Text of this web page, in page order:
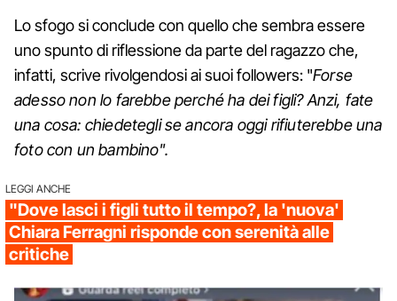
Lo sfogo si conclude con quello che sembra essere
uno spunto di riflessione da parte del ragazzo che,
infatti, scrive rivolgendosi ai suoi followers: "Forse
adesso non lo farebbe perché ha dei figli? Anzi, fate
una cosa: chiedetegli se ancora oggi rifiuterebbe una
foto con un bambino".
LEGGI ANCHE
"Dove lasci i figli tutto il tempo?, la 'nuova'
Chiara Ferragni risponde con serenità alle
critiche